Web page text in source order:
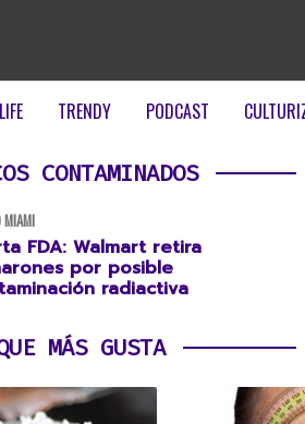
LIFE TRENDY PODCAST
CONTAMINADOS
MIAMI
FDA: Walmart retira
por posible
radiactiva
MÁS GUSTA